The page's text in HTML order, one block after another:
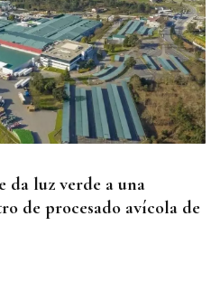
da luz verde a una
de procesado avícola de